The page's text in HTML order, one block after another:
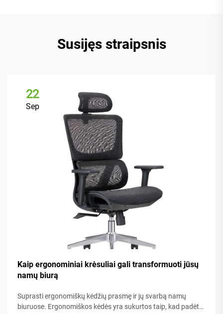
Susijęs straipsnis
22
Sep
Kaip ergonominiai krėsuliai gali transformuoti jūsų
namų biurą
Suprasti ergonomiškų kėdžių prasmę ir jų svarbą namų
biuruose. Ergonomiškos kėdės yra sukurtos taip, kad padėtų